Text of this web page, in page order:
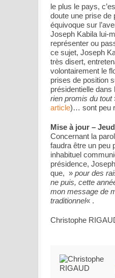
le plus le pays,
doute une prise de
équivoque sur
Joseph Kabila lui-
représenter ou
ce sujet, Joseph
très disert,
volontairement le
prises de position
présidentielle dans
rien promis du tout
article)… sont peu
Mise à jour –
Concernant la
faudra être un peu
inhabituel
présidence,
que, » pour des
ne puis, cette
mon message de
traditionnel« .
Christophe